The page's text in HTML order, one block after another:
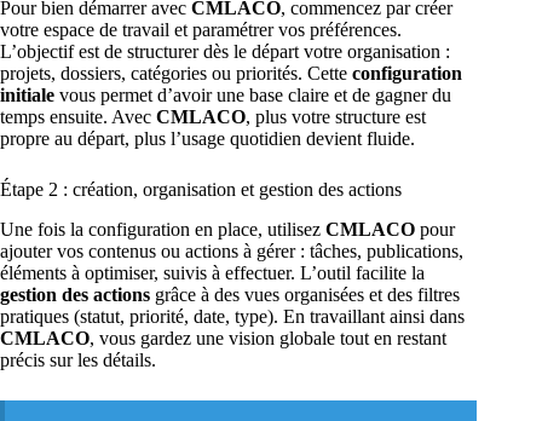
Pour bien démarrer avec CMLACO, commencez par créer
votre espace de travail et paramétrer vos préférences.
L’objectif est de structurer dès le départ votre organisation :
projets, dossiers, catégories ou priorités. Cette configuration
initiale vous permet d’avoir une base claire et de gagner du
temps ensuite. Avec CMLACO, plus votre structure est
propre au départ, plus l’usage quotidien devient fluide.
Étape 2 : création, organisation et gestion des actions
Une fois la configuration en place, utilisez CMLACO pour
ajouter vos contenus ou actions à gérer : tâches, publications,
éléments à optimiser, suivis à effectuer. L’outil facilite la
gestion des actions grâce à des vues organisées et des filtres
pratiques (statut, priorité, date, type). En travaillant ainsi dans
CMLACO, vous gardez une vision globale tout en restant
précis sur les détails.